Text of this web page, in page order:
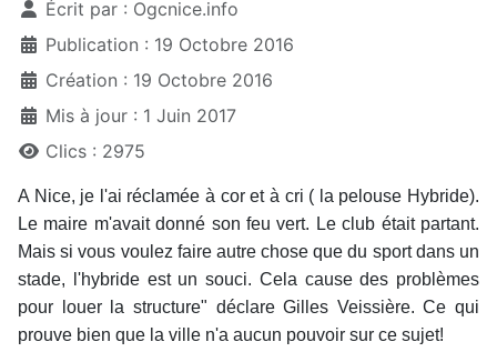
Écrit par : Ogcnice.info
Publication : 19 Octobre 2016
Création : 19 Octobre 2016
Mis à jour : 1 Juin 2017
Clics : 2975
A Nice, je l'ai réclamée à cor et à cri ( la pelouse Hybride).
Le maire m'avait donné son feu vert. Le club était partant.
Mais si vous voulez faire autre chose que du sport dans un
stade, l'hybride est un souci. Cela cause des problèmes
pour louer la structure" déclare Gilles Veissière. Ce qui
prouve bien que la ville n'a aucun pouvoir sur ce sujet!